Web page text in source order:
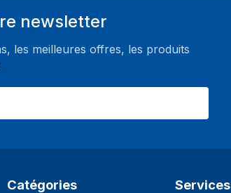
Analogique et numérique
Oui
newsletter
les meilleures offres, les produits
Catégories Services